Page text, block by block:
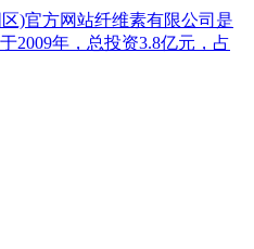
)官方网站纤维素有限公司是
2009年，总投资3.8亿元，占